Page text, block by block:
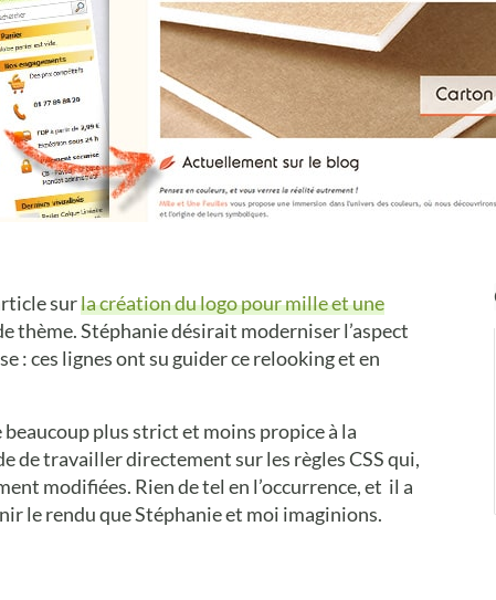
surla création du logo pour mille et une
thème. Stéphanie désirait moderniser l’aspect
: ces lignes ont su guider ce relooking et en
plus strict et moins propice à la
de travailler directement sur les règles CSS qui,
modifiées. Rien de tel en l’occurrence, et il a
le rendu que Stéphanie et moi imaginions.